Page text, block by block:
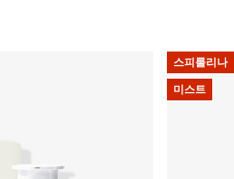
스피룰리나
미스트